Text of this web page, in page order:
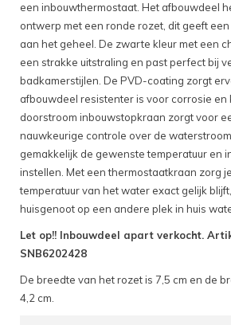
een inbouwthermostaat. Het afbouwdeel
ontwerp met een ronde rozet, dit geeft
aan het geheel. De zwarte kleur met een
een strakke uitstraling en past perfect bij
badkamerstijlen. De PVD-coating zorgt
afbouwdeel resistenter is voor corrosie en
doorstroom inbouwstopkraan zorgt voor
nauwkeurige controle over de
gemakkelijk de gewenste temperatuur en
instellen. Met een thermostaatkraan zorg
temperatuur van het water exact gelijk
huisgenoot op een andere plek in huis
Let op!! Inbouwdeel apart verkocht.
SNB6202428
De breedte van het rozet is 7,5 cm en de
4,2 cm.